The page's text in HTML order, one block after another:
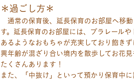
＊過ごし方＊
通常の保育後、延長保育のお部屋へ移動
す。延長保育のお部屋には、プラレール
あるようなおもちゃが充実しており飽きず
異年齢が混ざり合い境内を散歩してお花
たくさんあります！
また、「中抜け」といって預かり保育中